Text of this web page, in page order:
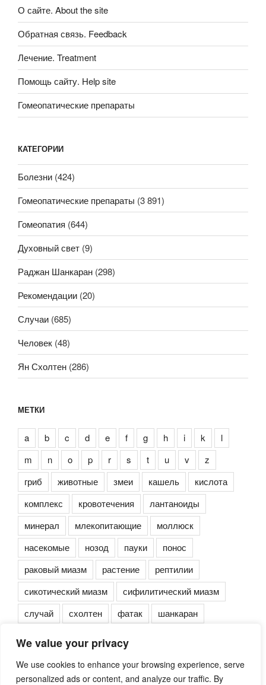
We value your privacy
We use cookies to enhance your browsing experience, serve
personalized ads or content, and analyze our traffic. By
О сайте. About the site
Обратная связь. Feedback
Лечение. Treatment
Помощь сайту. Help site
Гомеопатические препараты
КАТЕГОРИИ
Болезни (424)
Гомеопатические препараты (3 891)
Гомеопатия (644)
Духовный свет (9)
Раджан Шанкаран (298)
Рекомендации (20)
Случаи (685)
Человек (48)
Ян Схолтен (286)
МЕТКИ
a b c d e f g h i k
l
m
n o p r s t u v
z
гриб
животные змеи кашель
кислота
комплекс
кровотечения
лантаноиды
минерал
млекопитающие
моллюск
насекомые
нозод пауки
понос
раковый миазм
растение
рептилии
сикотический миазм
сифилитический миазм
случай
схолтен фатак шанкаран